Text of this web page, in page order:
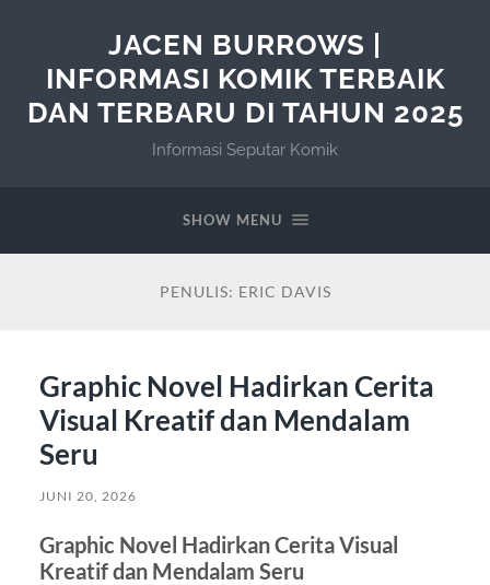
JACEN BURROWS |
INFORMASI KOMIK TERBAIK
DAN TERBARU DI TAHUN 2025
Informasi Seputar Komik
SHOW MENU
PENULIS: ERIC DAVIS
Graphic Novel Hadirkan Cerita
Visual Kreatif dan Mendalam
Seru
JUNI 20, 2026
Graphic Novel Hadirkan Cerita Visual
Kreatif dan Mendalam Seru